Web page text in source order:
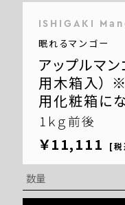
ISHIGAKI
眠れるマンゴー
アップルマン
用木箱入）
用化粧箱にな
1ｋｇ前後
￥11,111 [
数量
れ